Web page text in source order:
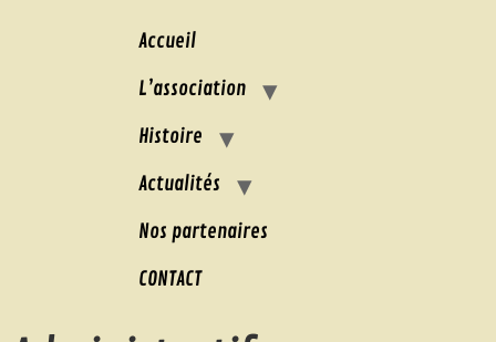
Accueil
L’association
Histoire
Actualités
Nos partenaires
CONTACT